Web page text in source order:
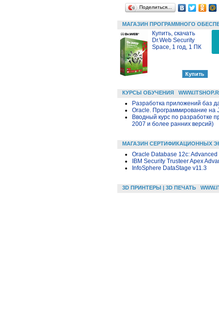
Поделиться…
МАГАЗИН ПРОГРАММНОГО
Купить, скачать
Dr.Web Security
Space, 1 год, 1 ПК
КУРСЫ ОБУЧЕНИЯ
Разработка приложений баз
Oracle. Программирование на
Вводный курс по разработке
2007 и более ранних версий)
МАГАЗИН СЕРТИФИКАЦИОННЫХ
Oracle Database 12c: Advanced
IBM Security Trusteer Apex
InfoSphere DataStage v11.3
3D ПРИНТЕРЫ | 3D ПЕЧАТЬ